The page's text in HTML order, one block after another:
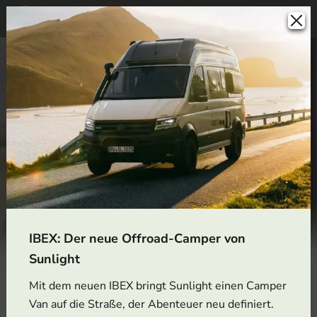
IBEX: Der neue Offroad-Camper von
Sunlight
Mit dem neuen IBEX bringt Sunlight einen Camper
Van auf die Straße, der Abenteuer neu definiert.